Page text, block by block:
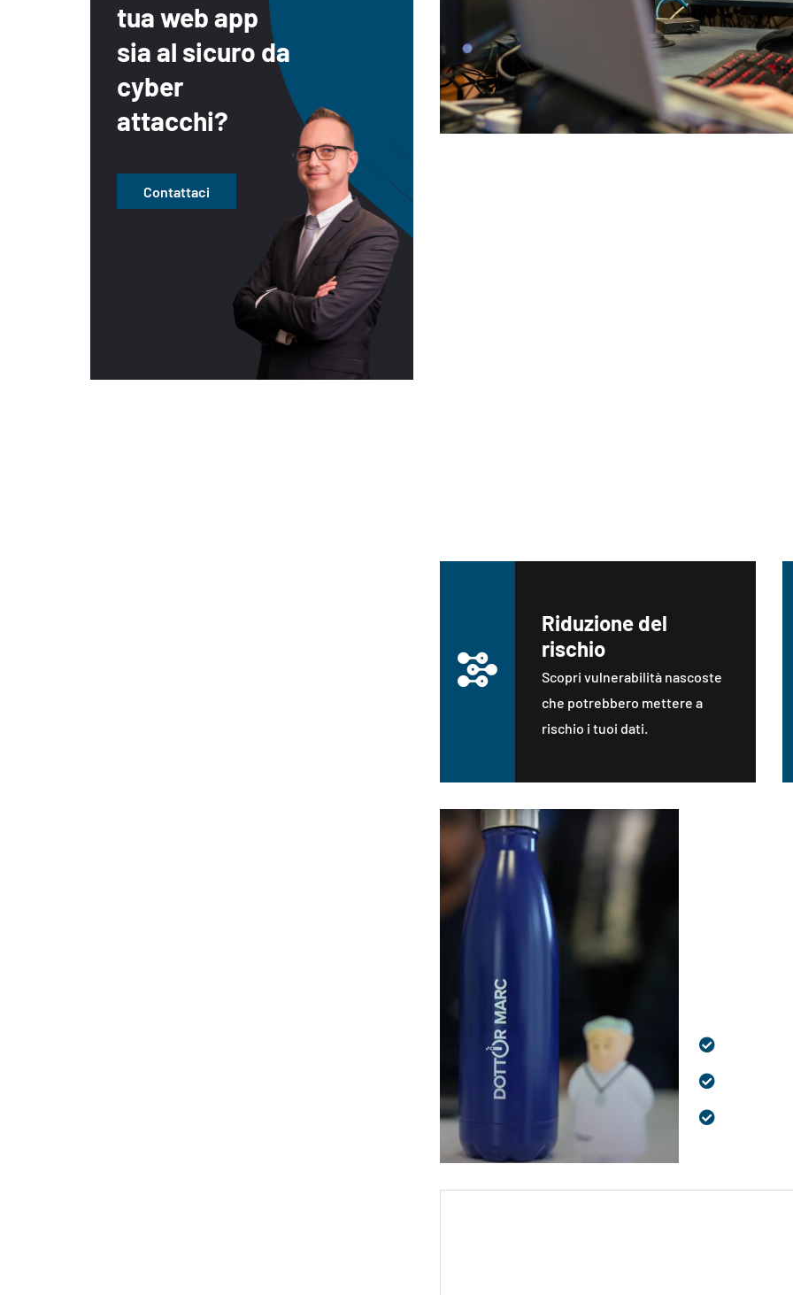
tua web app
sia al sicuro da
cyber
attacchi?
Contattaci
Riduzione del
rischio
Scopri vulnerabilità nascoste
che potrebbero mettere a
rischio i tuoi dati.